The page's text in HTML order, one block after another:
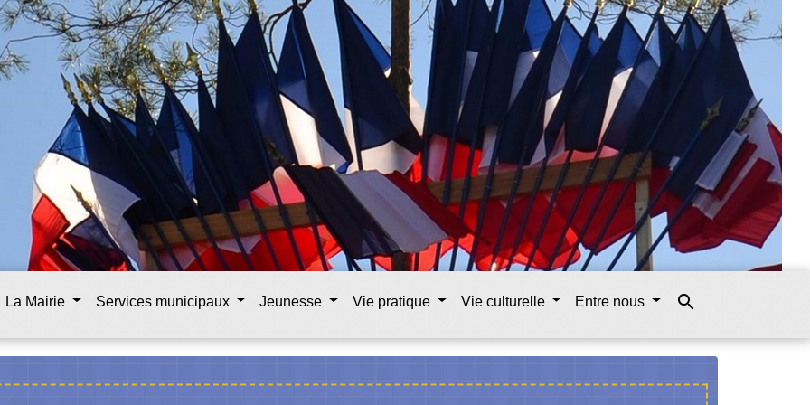
La Mairie Services municipaux Jeunesse Vie pratique Vie culturelle Entre nous search